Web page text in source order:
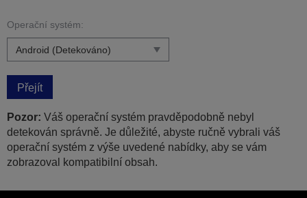
Operační systém:
Přejít
Pozor: Váš operační systém pravděpodobně nebyl
detekován správně. Je důležité, abyste ručně vybrali váš
operační systém z výše uvedené nabídky, aby se vám
zobrazoval kompatibilní obsah.